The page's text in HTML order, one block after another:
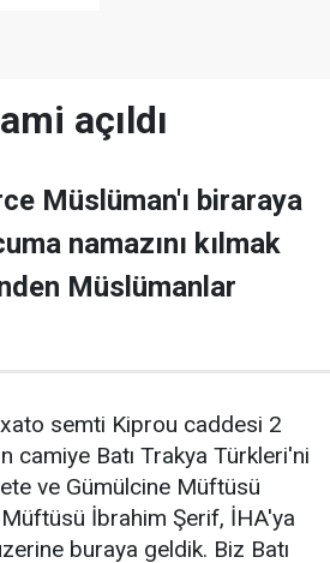
açıldı
Müslüman'ı biraraya
namazını kılmak
Müslümanlar
semti Kiprou caddesi 2
camiye Batı Trakya Türkleri'ni
ve Gümülcine Müftüsü
İbrahim Şerif, İHA'ya
buraya geldik. Biz Batı